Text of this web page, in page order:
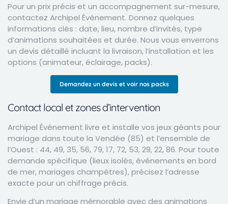
Pour un prix précis et un accompagnement sur-mesure,
contactez Archipel Événement. Donnez quelques
informations clés : date, lieu, nombre d’invités, type
d’animations souhaitées et durée. Nous vous enverrons
un devis détaillé incluant la livraison, l’installation et les
options (animateur, éclairage, packs).
Demandez un devis et voir nos packs
Contact local et zones d’intervention
Archipel Événement livre et installe vos jeux géants pour
mariage dans toute la Vendée (85) et l’ensemble de
l’Ouest : 44, 49, 35, 56, 79, 17, 72, 53, 29, 22, 86. Pour toute
demande spécifique (lieux isolés, événements en bord
de mer, mariages champêtres), précisez l’adresse
exacte pour un chiffrage précis.
Envie d’un mariage mémorable avec des animations